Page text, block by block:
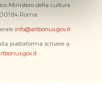
Ministero della cultura
Roma
info@artbonus.gov.it
piattaforma scrivere a: